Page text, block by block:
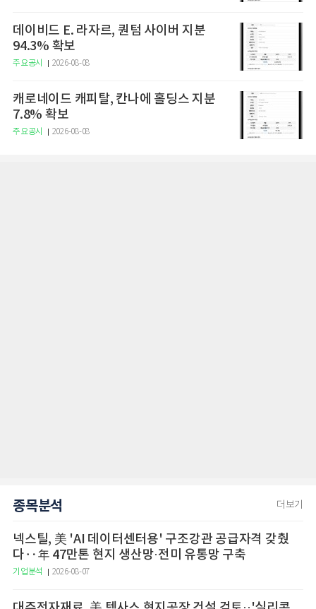
데이비드 E. 라자르, 퀀텀 사이버 지분
94.3% 확보
주요공시 2026-08-08
캐로네이드 캐피탈, 칸나에 홀딩스 지분
7.8% 확보
주요공시 2026-08-08
종목분석 더보기
넥스틸, 美 'AI 데이터센터용' 구조강관 공급자격 갖췄
다‥年 47만톤 현지 생산망·전미 유통망 구축
기업분석 2026-08-07